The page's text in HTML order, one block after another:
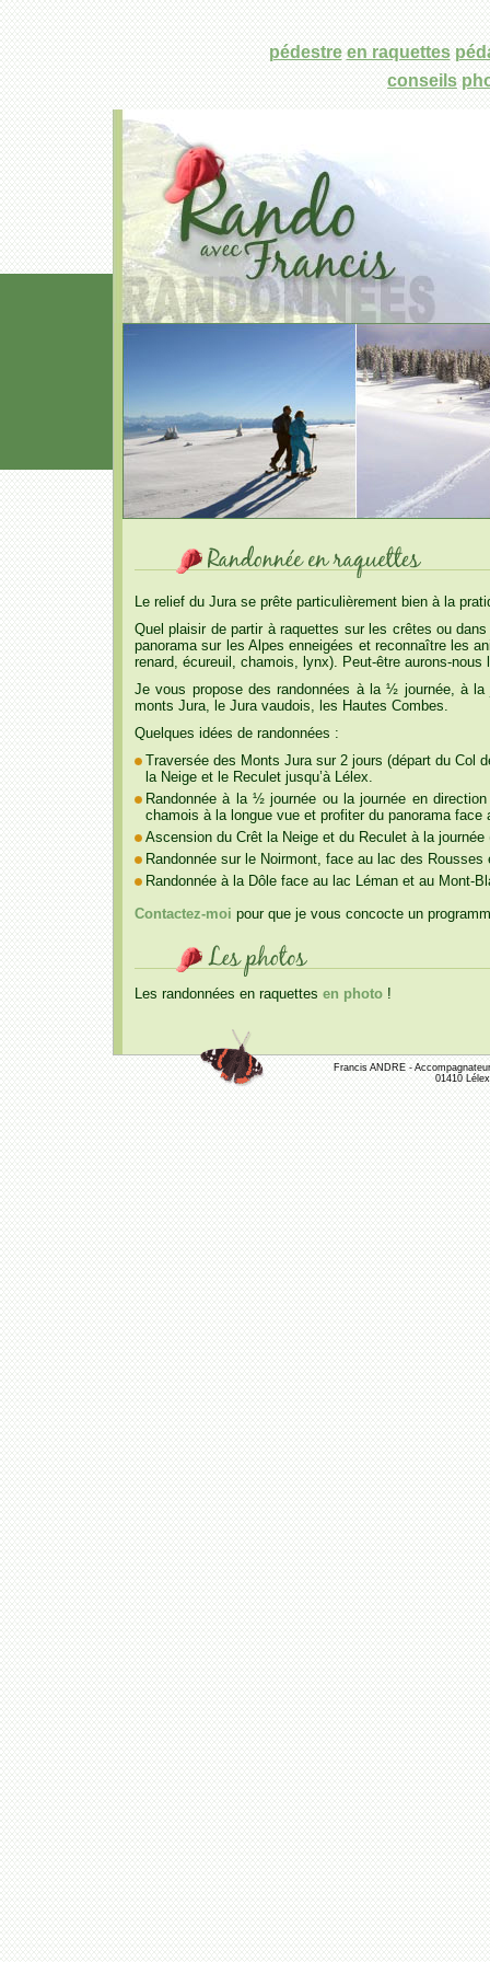
pédestre en raquettes
conseils
Le relief du Jura se prête particulièrement bien à la
Quel plaisir de partir à raquettes sur les crêtes ou
panorama sur les Alpes enneigées et reconnaître les
renard, écureuil, chamois, lynx). Peut-être aurons-nous
Je vous propose des randonnées à la ½ journée, à la
monts Jura, le Jura vaudois, les Hautes Combes.
Quelques idées de randonnées :
Traversée des Monts Jura sur 2 jours (départ du Col
la Neige et le Reculet jusqu’à Lélex.
Randonnée à la ½ journée ou la journée en
chamois à la longue vue et profiter du panorama face
Ascension du Crêt la Neige et du Reculet à la
Randonnée sur le Noirmont, face au lac des
Randonnée à la Dôle face au lac Léman et au Mont-
Contactez-moi pour que je vous concocte un
Les randonnées en raquettes en photo !
Francis ANDRE -
01410